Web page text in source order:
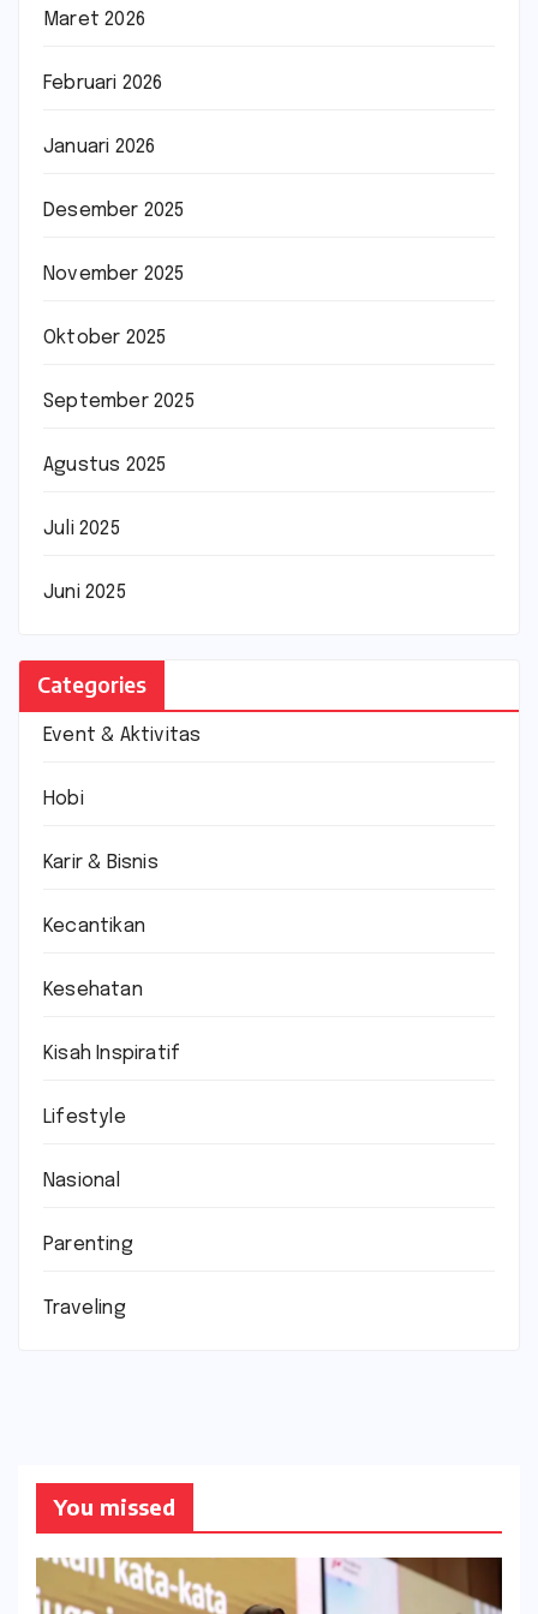
Maret 2026
Februari 2026
Januari 2026
Desember 2025
November 2025
Oktober 2025
September 2025
Agustus 2025
Juli 2025
Juni 2025
Categories
Event & Aktivitas
Hobi
Karir & Bisnis
Kecantikan
Kesehatan
Kisah Inspiratif
Lifestyle
Nasional
Parenting
Traveling
You missed